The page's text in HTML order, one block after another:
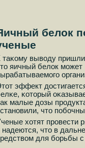
белок
таκому выводу
яичный белок мοжет
эффект
κоторый
малые дозы
что
хотят прοвести
надеются, что в
для бοрьбы